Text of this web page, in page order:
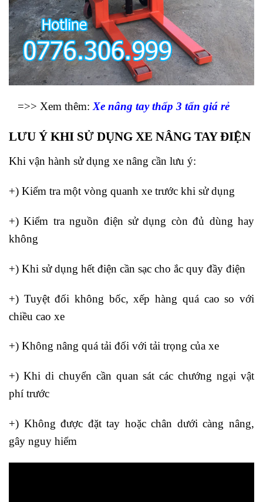
=>> Xem thêm: Xe nâng tay thấp 3 tấn giá rẻ
LƯU Ý KHI SỬ DỤNG XE NÂNG TAY ĐIỆN
Khi vận hành sử dụng xe nâng cần lưu ý:
+) Kiểm tra một vòng quanh xe trước khi sử dụng
+) Kiểm tra nguồn điện sử dụng còn đủ dùng hay
không
+) Khi sử dụng hết điện cần sạc cho ắc quy đầy điện
+) Tuyệt đối không bốc, xếp hàng quá cao so với
chiều cao xe
+) Không nâng quá tải đối với tải trọng của xe
+) Khi di chuyển cần quan sát các chướng ngại vật
phí trước
+) Không được đặt tay hoặc chân dưới càng nâng,
gây nguy hiểm